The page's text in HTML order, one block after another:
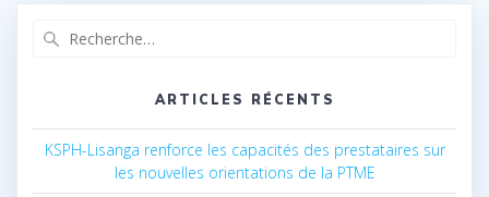
ARTICLES RÉCENTS
KSPH-Lisanga renforce les capacités des prestataires sur
les nouvelles orientations de la PTME